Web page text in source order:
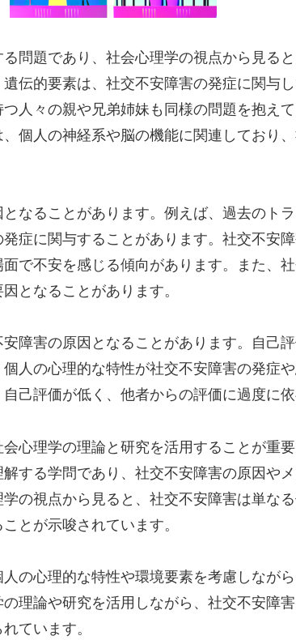
問題であり、社会心理学の視点から見る
伝的要素は、社交不安障害の発症に関与
人々の親や兄弟姉妹も同様の問題を抱え
個人の神経系や脳の機能に関連しており
なることがあります。例えば、過去のト
症に関与することがあります。社交不安
で不安を感じる傾向があります。また、
となることがあります。
障害の原因となることがあります。自己
人の心理的な特性が社交不安障害の発症
己評価が低く、他者からの評価に過度に依
心理学の理論と研究を活用することが重要
する学問であり、社交不安障害の原因や
の視点から見ると、社交不安障害は単な
とが示唆されています。
の心理的な特性や環境要素を考慮しなが
理論や研究を活用しながら、社交不安障
ています。